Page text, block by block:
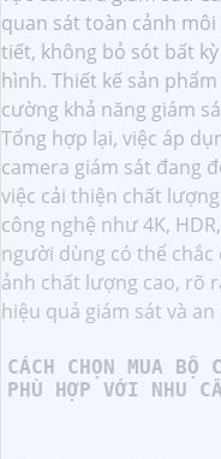
quan sát toàn cảnh
tiết, không bỏ sót bất
hình. Thiết kế sản
cường khả năng giám
Tổng hợp lại, việc áp
camera giám sát đang
việc cải thiện chất
công nghệ như 4K,
người dùng có thể
ảnh chất lượng cao, rõ
hiệu quả giám sát và
CÁCH CHỌN MUA BỘ
PHÙ HỢP VỚI NHU